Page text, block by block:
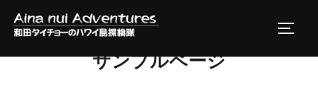
サンプルページ